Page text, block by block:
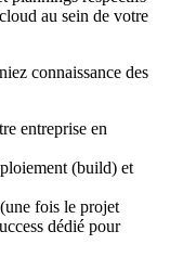
au sein de votre
connaissance des
entreprise en
(build) et
fois le projet
dédié pour